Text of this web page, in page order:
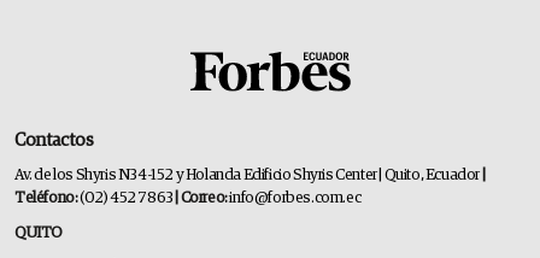
Contactos
Av. de los Shyris N34-152 y Holanda Edificio Shyris Center | Quito, Ecuador
Teléfono:(02) 452 7863 | Correo:info@forbes.com.ec
QUITO